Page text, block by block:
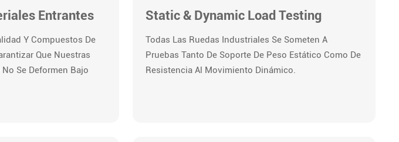
Entrantes
Y Compuestos De
Que Nuestras
Se Deformen Bajo
Static & Dynamic Load Testing
Todas Las Ruedas Industriales Se Someten A
Pruebas Tanto De Soporte De Peso Estático Como De
Resistencia Al Movimiento Dinámico.